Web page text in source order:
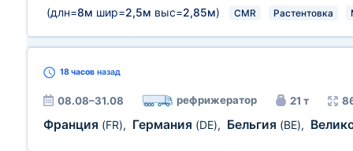
(длн=8м шир=2,5м выс=2,85м) CMR Растентовка
18 часов назад
08.08–31.08 рефрижератор 21 т
Франция (FR), Германия (DE), Бельгия (BE),